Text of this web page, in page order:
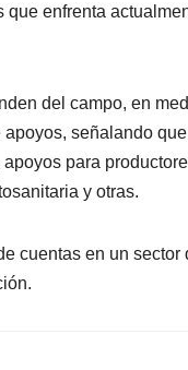
enfrenta
del campo, en
señalando
para
y otras.
cuentas en un sector